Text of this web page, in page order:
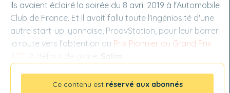
Ils avaient éclairé la soirée du 8 avril 2019 à l'Automobile
Club de France. Et il avait fallu toute l'ingéniosité d'une
autre start-up lyonnaise, ProovStation, pour leur barrer
la route vers l'obtention du Prix Pionnier au Grand Prix
. A défaut de gloire, Salim
Ce contenu est réservé aux abonnés